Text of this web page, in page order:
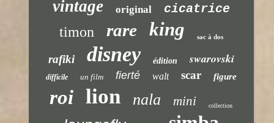
vintage original cicatrice
timon rare king sac à dos
rafiki disney édition swarovski
difficile un film fierté walt scar figure
roi lion nala mini collection